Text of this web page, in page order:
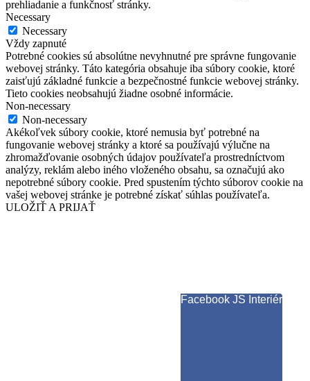
prehliadanie a funkčnosť stránky.
Necessary
Necessary
Vždy zapnuté
Potrebné cookies sú absolútne nevyhnutné pre správne fungovanie
webovej stránky. Táto kategória obsahuje iba súbory cookie, ktoré
zaisťujú základné funkcie a bezpečnostné funkcie webovej stránky.
Tieto cookies neobsahujú žiadne osobné informácie.
Non-necessary
Non-necessary
Akékoľvek súbory cookie, ktoré nemusia byť potrebné na
fungovanie webovej stránky a ktoré sa používajú výlučne na
zhromažďovanie osobných údajov používateľa prostredníctvom
analýzy, reklám alebo iného vloženého obsahu, sa označujú ako
nepotrebné súbory cookie. Pred spustením týchto súborov cookie na
vašej webovej stránke je potrebné získať súhlas používateľa.
ULOŽIŤ A PRIJAŤ
Facebook JS Interiér